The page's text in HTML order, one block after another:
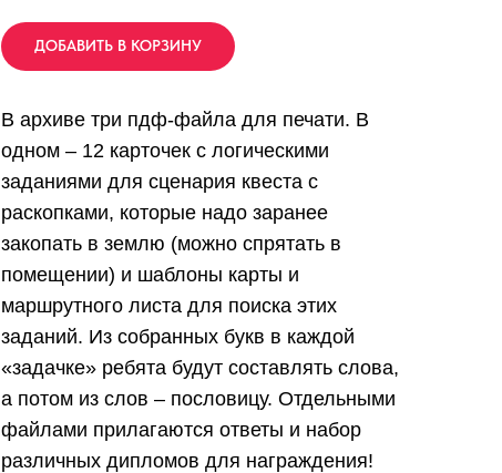
ДОБАВИТЬ В КОРЗИНУ
В архиве три пдф-файла для печати. В
одном – 12 карточек с логическими
заданиями для сценария квеста с
раскопками, которые надо заранее
закопать в землю (можно спрятать в
помещении) и шаблоны карты и
маршрутного листа для поиска этих
заданий. Из собранных букв в каждой
«задачке» ребята будут составлять слова,
а потом из слов – пословицу. Отдельными
файлами прилагаются ответы и набор
различных дипломов для награждения!